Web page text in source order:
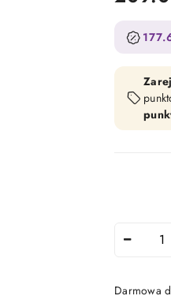
Darmowa